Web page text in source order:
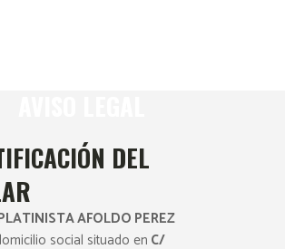
DEL
AFOLDO PEREZ
social situado en C/